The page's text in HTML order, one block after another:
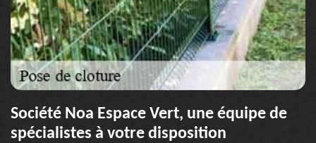
Société Noa Espace Vert, une équipe de
spécialistes à votre disposition